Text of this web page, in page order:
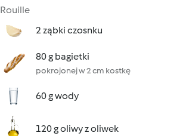
Rouille
2 ząbki czosnku
80 g bagietki
pokrojonej w 2 cm kostkę
60 g wody
120 g oliwy z oliwek